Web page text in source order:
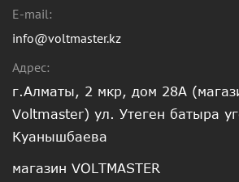
E-mail:
info@voltmaster.kz
Адрес:
г.Алматы, 2 мкр, дом 28А
Voltmaster) ул. Утеген батыра
Куанышбаева
магазин VOLTMASTER